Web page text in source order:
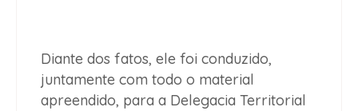
Diante dos fatos, ele foi conduzido,
juntamente com todo o material
apreendido, para a Delegacia Territorial